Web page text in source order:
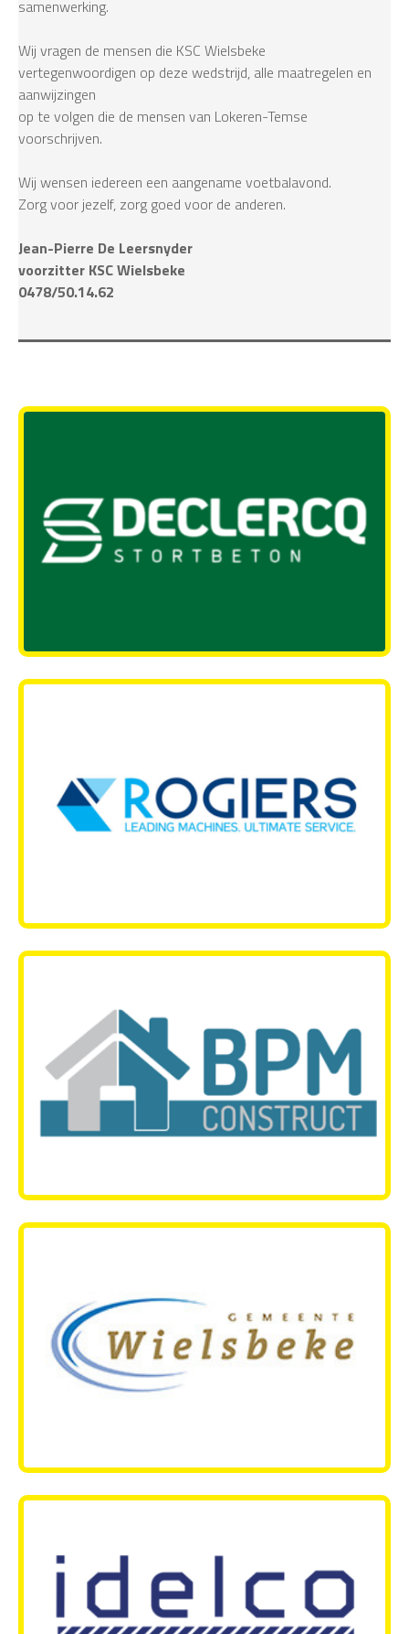
samenwerking.
Wij vragen de mensen die KSC Wielsbeke
vertegenwoordigen op deze wedstrijd, alle maatregelen en
aanwijzingen
op te volgen die de mensen van Lokeren-Temse
voorschrijven.
Wij wensen iedereen een aangename voetbalavond.
Zorg voor jezelf, zorg goed voor de anderen.
Jean-Pierre De Leersnyder
voorzitter KSC Wielsbeke
0478/50.14.62